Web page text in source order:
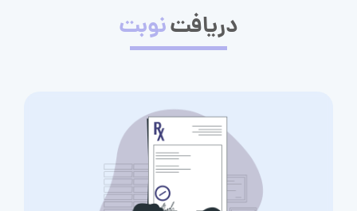
دریافتنوبت